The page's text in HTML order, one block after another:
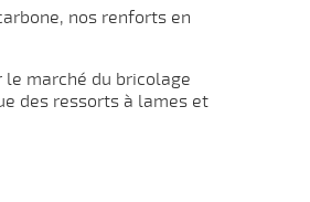
nos renforts en
le marché du bricolage
des ressorts à lames et